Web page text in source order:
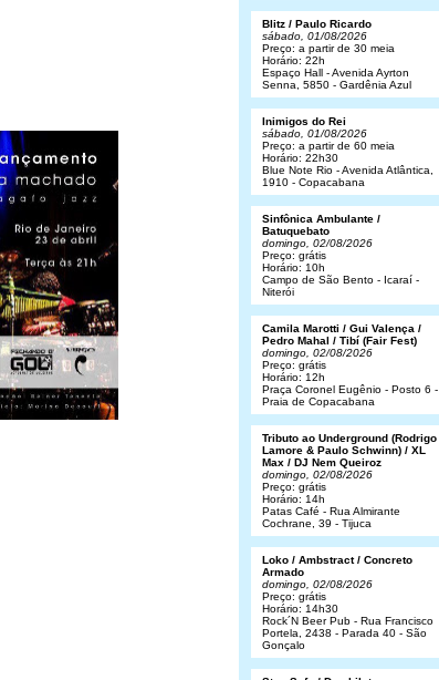
Blitz / Paulo Ricardo
sábado, 01/08/2026
Preço: a partir de 30 meia
Horário: 22h
Espaço Hall - Avenida Ayrton
Senna, 5850 - Gardênia Azul
Inimigos do Rei
sábado, 01/08/2026
Preço: a partir de 60 meia
Horário: 22h30
Blue Note Rio - Avenida Atlântica,
1910 - Copacabana
Sinfônica Ambulante /
Batuquebato
domingo, 02/08/2026
Preço: grátis
Horário: 10h
Campo de São Bento - Icaraí -
Niterói
Camila Marotti / Gui Valença /
Pedro Mahal / Tibí (Fair Fest)
domingo, 02/08/2026
Preço: grátis
Horário: 12h
Praça Coronel Eugênio - Posto 6 -
Praia de Copacabana
Tributo ao Underground (Rodrigo
Lamore & Paulo Schwinn) / XL
Max / DJ Nem Queiroz
domingo, 02/08/2026
Preço: grátis
Horário: 14h
Patas Café - Rua Almirante
Cochrane, 39 - Tijuca
Loko / Ambstract / Concreto
Armado
domingo, 02/08/2026
Preço: grátis
Horário: 14h30
Rock´N Beer Pub - Rua Francisco
Portela, 2438 - Parada 40 - São
Gonçalo